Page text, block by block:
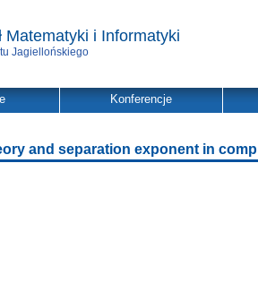
Matematyki i Informatyki
Jagiellońskiego
Konferencje
and separation exponent in